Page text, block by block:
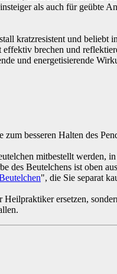
als auch für geübte
kratzresistent und beliebt
brechen und
und energetisierende
besseren Halten des
mitbestellt werden,
des Beutelchens ist oben
", die Sie separat
ersetzen,